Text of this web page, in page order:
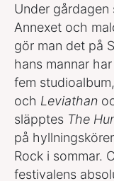
Under
Annexet och
gör man det på
hans mannar
fem
och Leviathan
släpptes The
på
Rock i sommar.
festivalens